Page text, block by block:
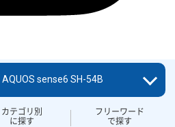
カテゴリ別
に探す
フリーワード
で探す
AQUOS sense6 SH-54B